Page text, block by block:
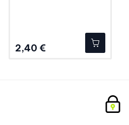
2,40 €